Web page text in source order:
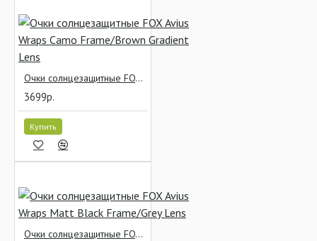
Очки солнцезащитные FOX Avius Wraps Camo Frame/Brown Gradient Lens
3699р.
Купить
Очки солнцезащитные FOX Avius Wraps Matt Black Frame/Grey Lens